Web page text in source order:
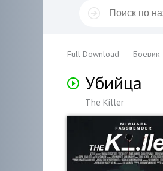
Full Download Боевик
Убийца
The Killer